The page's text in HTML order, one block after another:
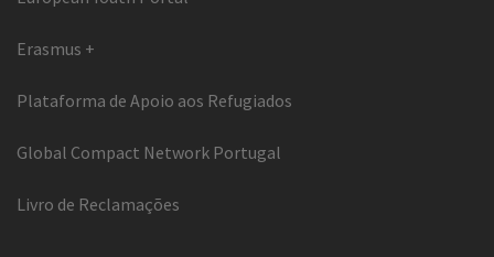
Erasmus +
Plataforma de Apoio aos Refugiados
Global Compact Network Portugal
Livro de Reclamações